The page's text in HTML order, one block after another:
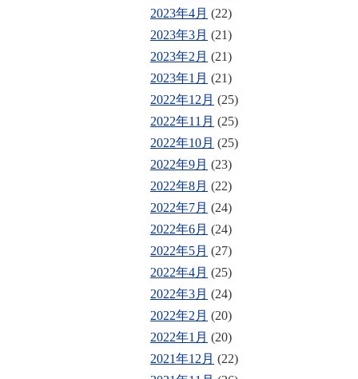
2023年4月 (22)
2023年3月 (21)
2023年2月 (21)
2023年1月 (21)
2022年12月 (25)
2022年11月 (25)
2022年10月 (25)
2022年9月 (23)
2022年8月 (22)
2022年7月 (24)
2022年6月 (24)
2022年5月 (27)
2022年4月 (25)
2022年3月 (24)
2022年2月 (20)
2022年1月 (20)
2021年12月 (22)